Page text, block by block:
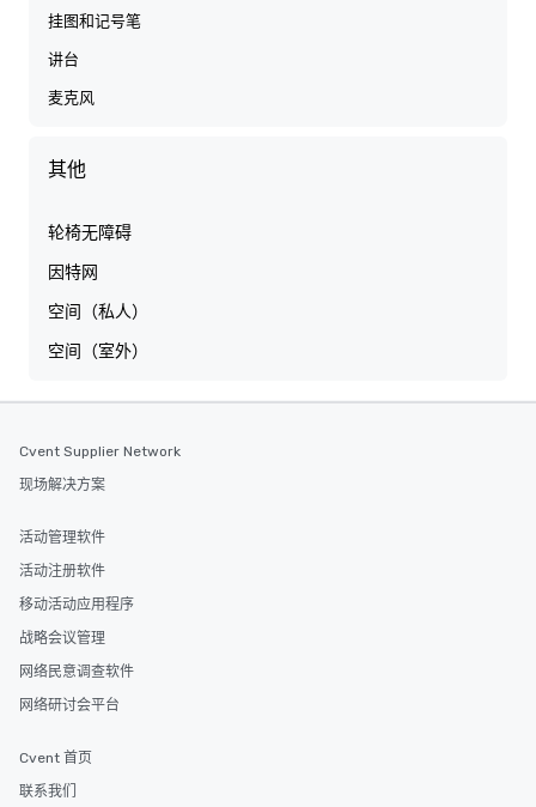
挂图和记号笔
讲台
麦克风
其他
轮椅无障碍
因特网
空间（私人）
空间（室外）
Cvent Supplier Network
现场解决方案
活动管理软件
活动注册软件
移动活动应用程序
战略会议管理
网络民意调查软件
网络研讨会平台
Cvent 首页
联系我们